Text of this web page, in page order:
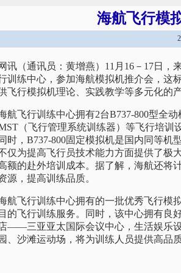
海航飞行模
讯（通讯员：黄增燕）11月16－17日，
训练中心，参加海航模拟机推介会，这
飞行模拟机理论、实践教学等多元化的
飞行训练中心拥有2台B737-800型全动
（飞行管理系统训练器）等飞行培
时，B737-800固定模拟机是国内同等机
仅为提高飞行员技术能力方面提供了极
额的赴外培训成本。据了解，海航还将
源，提高训练品质。
飞行训练中心拥有的一批优秀飞行模拟
的飞行训练服务。同时，该中心拥有良
——三亚亚太国际会议中心，生活娱乐
、沙滩运动场，将为训练人员提供高品